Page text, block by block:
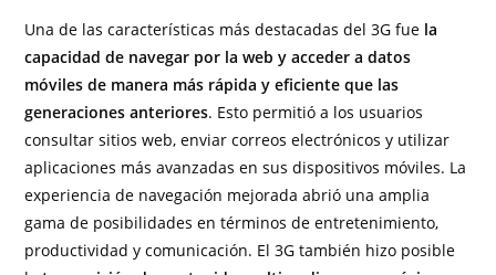
Una de las características más destacadas del 3G fue la
capacidad de navegar por la web y acceder a datos
móviles de manera más rápida y eficiente que las
generaciones anteriores. Esto permitió a los usuarios
consultar sitios web, enviar correos electrónicos y utilizar
aplicaciones más avanzadas en sus dispositivos móviles. La
experiencia de navegación mejorada abrió una amplia
gama de posibilidades en términos de entretenimiento,
productividad y comunicación. El 3G también hizo posible